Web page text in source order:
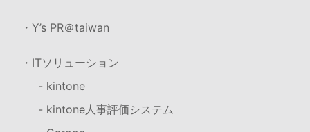
・Y’s PR＠taiwan
・ITソリューション
- kintone
- kintone人事評価システム